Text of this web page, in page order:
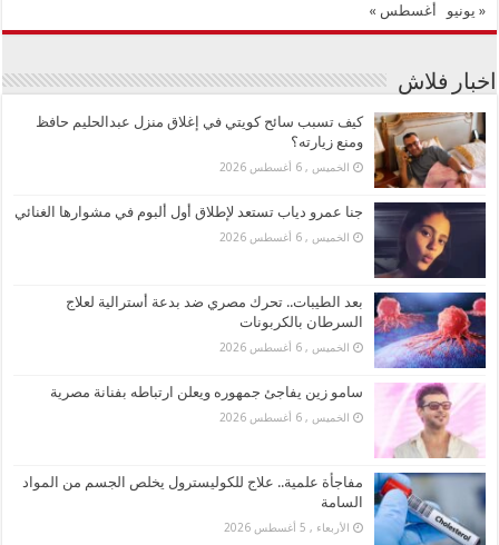
« يونيو
أغسطس »
اخبار فلاش
كيف تسبب سائح كويتي في إغلاق منزل عبدالحليم حافظ
ومنع زيارته؟
الخميس , 6 أغسطس 2026
جنا عمرو دياب تستعد لإطلاق أول ألبوم في مشوارها الغنائي
الخميس , 6 أغسطس 2026
بعد الطيبات.. تحرك مصري ضد بدعة أسترالية لعلاج
السرطان بالكربونات
الخميس , 6 أغسطس 2026
سامو زين يفاجئ جمهوره ويعلن ارتباطه بفنانة مصرية
الخميس , 6 أغسطس 2026
مفاجأة علمية.. علاج للكوليسترول يخلص الجسم من المواد
السامة
الأربعاء , 5 أغسطس 2026